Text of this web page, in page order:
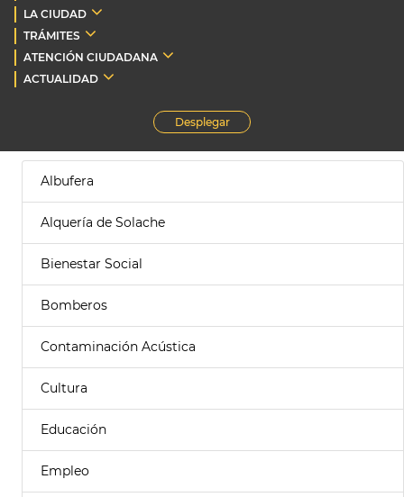
LA CIUDAD
TRÁMITES
ATENCIÓN CIUDADANA
ACTUALIDAD
Desplegar
Albufera
Alquería de Solache
Bienestar Social
Bomberos
Contaminación Acústica
Cultura
Educación
Empleo